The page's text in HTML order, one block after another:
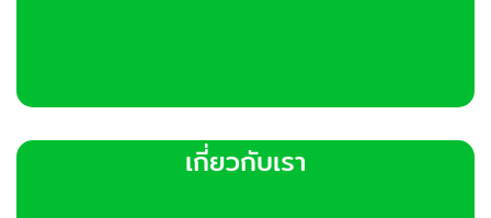
เกี่ยวกับเรา